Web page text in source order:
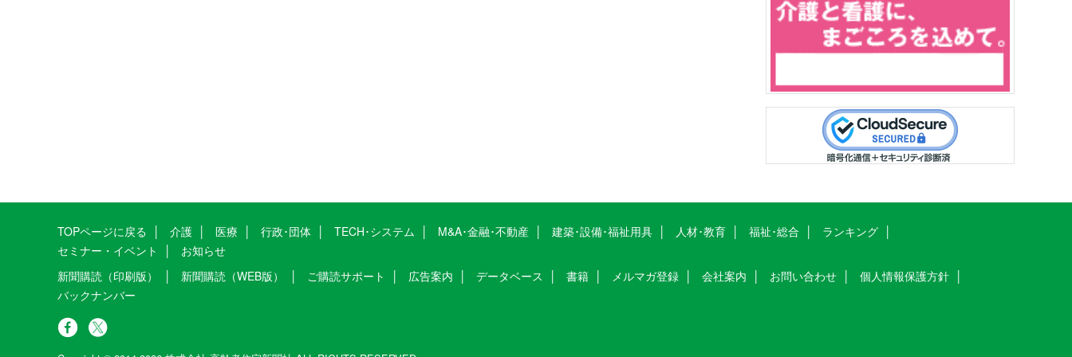
TOPページに戻る 介護 医療 行政･団体 TECH･システム M&A･金融･不動産 建築･設備･福祉用具 人材･教育 福祉･総合
ランキング
セミナー・イベント
お知らせ
新聞購読（印刷版）
新聞購読（WEB版） ご購読サポート 広告案内 データベース 書籍 メルマガ登録 会社案内 お問い合わせ
個人情報保護方針
バックナンバー